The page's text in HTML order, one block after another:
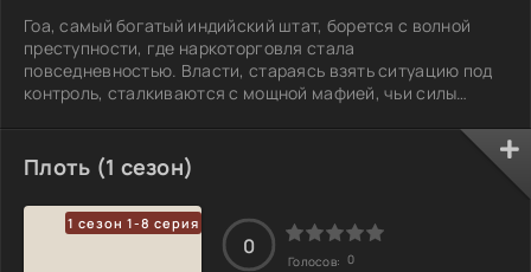
Гоа, самый богатый индийский штат, борется с волной
преступности, где наркоторговля стала
повседневностью. Власти, стараясь взять ситуацию под
контроль, сталкиваются с мощной мафией, чьи силы
проявить смекалку и заставить эту преступную гидру
уничтожать саму себя. Но смогут ли они справиться с
такой сложной задачей, или их усилия окажутся
тщетными?
Плоть (1 сезон)
1 сезон 1-8 серия
0
Голосов: 0